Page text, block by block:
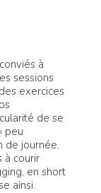
à
sessions
exercices
de se
peu
de journée.
à courir
en short
ainsi.